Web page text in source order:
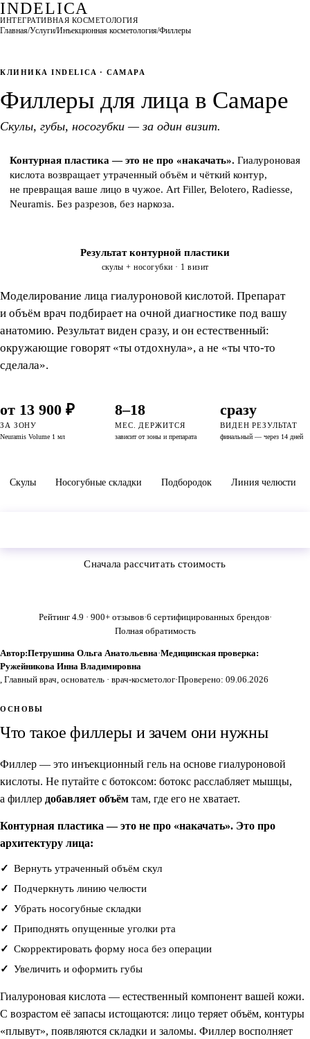
INDELICA
ИНТЕГРАТИВНАЯ КОСМЕТОЛОГИЯ
Главная/Услуги/Инъекционная косметология/Филлеры
Зоны Калькулятор Обратимость
КЛИНИКА INDELICA · САМАРА
Филлеры для лица в Самаре
Скулы, губы, носогубки — за один визит.
Контурная пластика — это не про «накачать». Гиалуроновая
кислота возвращает утраченный объём и чёткий контур,
не превращая ваше лицо в чужое. Art Filler, Belotero, Radiesse,
Neuramis. Без разрезов, без наркоза.
Результат контурной пластики
скулы + носогубки · 1 визит
Моделирование лица гиалуроновой кислотой. Препарат
и объём врач подбирает на очной диагностике под вашу
анатомию. Результат виден сразу, и он естественный:
окружающие говорят «ты отдохнула», а не «ты что-то
сделала».
от 13 900 ₽
ЗА ЗОНУ
Neuramis Volume 1 мл
8–18
МЕС. ДЕРЖИТСЯ
зависит от зоны и препарата
сразу
ВИДЕН РЕЗУЛЬТАТ
финальный — через 14 дней
Скулы Носогубные складки Подбородок Линия челюсти
Сначала рассчитать стоимость
Рейтинг 4.9 · 900+ отзывов·6 сертифицированных брендов·
Полная обратимость
Автор:Петрушина Ольга Анатольевна·Медицинская проверка:
Ружейникова Инна Владимировна
, Главный врач, основатель · врач-косметолог·Проверено: 09.06.2026
ОСНОВЫ
Что такое филлеры и зачем они нужны
Филлер — это инъекционный гель на основе гиалуроновой
кислоты. Не путайте с ботоксом: ботокс расслабляет мышцы,
а филлер добавляет объём там, где его не хватает.
Контурная пластика — это не про «накачать». Это про
архитектуру лица:
Вернуть утраченный объём скул
Подчеркнуть линию челюсти
Убрать носогубные складки
Приподнять опущенные уголки рта
Скорректировать форму носа без операции
Увеличить и оформить губы
Гиалуроновая кислота — естественный компонент вашей кожи.
С возрастом её запасы истощаются: лицо теряет объём, контуры
«плывут», появляются складки и заломы. Филлер восполняет